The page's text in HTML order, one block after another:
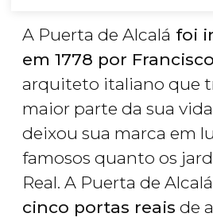
A Puerta de Alcalá foi
em 1778 por
arquiteto italiano que
maior parte da sua
deixou sua marca em
famosos quanto os
Real. A Puerta de
cinco portas reais de